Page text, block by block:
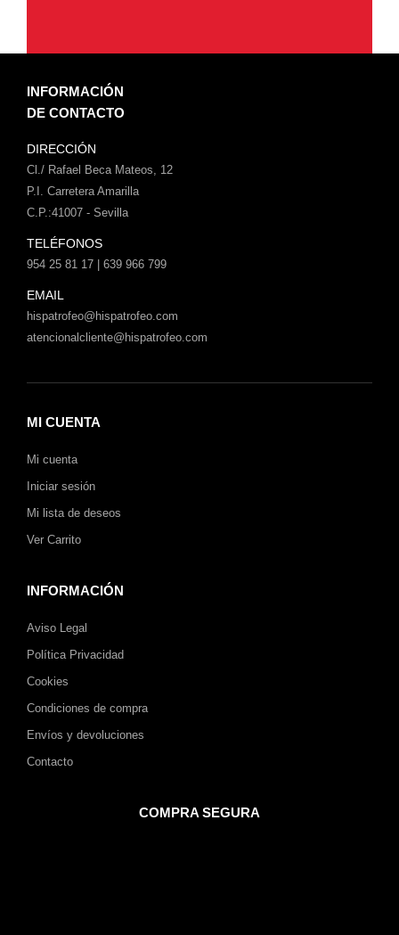
INFORMACIÓN
DE CONTACTO
DIRECCIÓN
Cl./ Rafael Beca Mateos, 12
P.I. Carretera Amarilla
C.P.:41007 - Sevilla
TELÉFONOS
954 25 81 17 | 639 966 799
EMAIL
hispatrofeo@hispatrofeo.com
atencionalcliente@hispatrofeo.com
MI CUENTA
Mi cuenta
Iniciar sesión
Mi lista de deseos
Ver Carrito
INFORMACIÓN
Aviso Legal
Política Privacidad
Cookies
Condiciones de compra
Envíos y devoluciones
Contacto
COMPRA SEGURA